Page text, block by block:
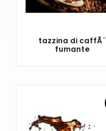
tazzina di caffÃ¨
fumante